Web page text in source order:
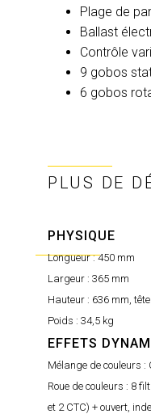
Plage de
Ballast
Contrôle
9 gobos
6 gobos
PLUS DE
PHYSIQUE
Longueur :450 mm
Largeur : 365 mm
Hauteur : 636 mm,
Poids : 34,5 kg
EFFETS
Mélange de couleurs :
Roue de couleurs : 8
et 2 CTC) + ouvert,